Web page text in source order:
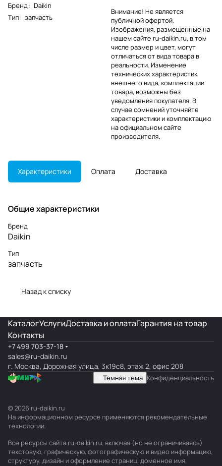
Бренд: Daikin
Тип: запчасть
Внимание! Не является
публичной офертой.
Изображения, размещенные на
нашем сайте ru-daikin.ru, в том
числе размер и цвет, могут
отличаться от вида товара в
реальности. Изменение
технических характеристик,
внешнего вида, комплектации
товара, возможны без
уведомления покупателя. В
случае сомнений уточняйте
характеристики и комплектацию
на официальном сайте
производителя.
Характеристики Оплата Доставка
Общие характеристики
Бренд
Daikin
Тип
запчасть
Назад к списку
КаталогУслугиДоставка и оплатаГарантия на товар
Контакты
+7 499 703-37-18
sales@ru-daikin.ru
г. Москва, Дорожная улица, 3к19с8, этаж 2, офис 208
Темная тема Конфиденциальность
© 2026 ru-daikin.ru
На информационном ресурсе применяются рекомендательные
технологии.
Все ресурсы сайта ru-daikin.ru, включая (но не ограничиваясь)
текстовую, графическую, фотографическую и видео информацию,
структуру, дизайн и оформление страниц, доменное имя,